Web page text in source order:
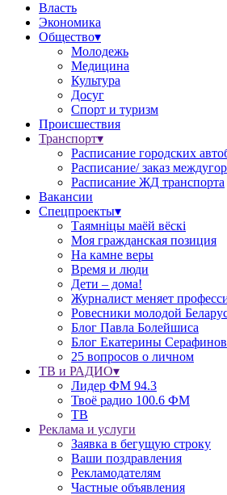
Власть
Экономика
Общество▾
Молодежь
Медицина
Культура
Досуг
Спорт и туризм
Происшествия
Транспорт▾
Расписание городских
Расписание/ заказ
Расписание ЖД транспорта
Вакансии
Спецпроекты▾
Таямніцы маёй вёскі
Моя гражданская позиция
На камне веры
Время и люди
Дети – дома!
Журналист меняет
Ровесники молодой
Блог Павла Болейшиса
Блог Екатерины
25 вопросов о личном
ТВ и РАДИО▾
Лидер ФМ 94.3
Твоё радио 100.6 ФМ
ТВ
Реклама и услуги
Заявка в бегущую строку
Ваши поздравления
Рекламодателям
Частные объявления